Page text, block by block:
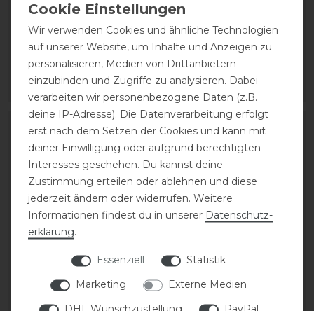
Rollkragenshirt Damen
29,95 € *
ARTIKEL MERKEN
Rollkragenshirt Damen
statt 29,95 €
23,96 € *
-20%
Rollkragenshirt Damen
-30%
Funktionslangarmshirt
Wir verwenden Cookies und ähnliche Technologien
auf unserer Website, um Inhalte und Anzeigen zu
personalisieren, Medien von Drittanbietern
einzubinden und Zugriffe zu analysieren. Dabei
verarbeiten wir personenbezogene Daten (z.B.
deine IP-Adresse). Die Datenverarbeitung erfolgt
erst nach dem Setzen der Cookies und kann mit
deiner Einwilligung oder aufgrund berechtigten
Interesses geschehen. Du kannst deine
Zustimmung erteilen oder ablehnen und diese
jederzeit ändern oder widerrufen. Weitere
Informationen findest du in unserer Daten­schutz­
erklärung.
Essenziell
Statistik
Marketing
Externe Medien